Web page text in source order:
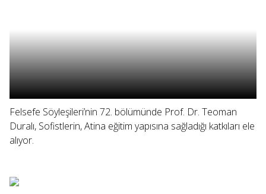
Felsefe Söyleşileri’nin 72. bölümünde Prof. Dr. Teoman
Duralı, Sofistlerin, Atina eğitim yapısına sağladığı katkıları ele
alıyor.